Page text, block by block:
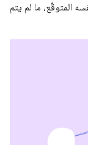
المتوقّع، ما لم يتم